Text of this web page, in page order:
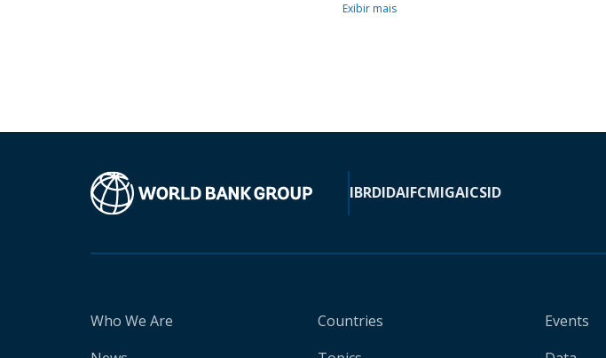
Exibir mais
IBRDIDAIFCMIGAICSID
Who We Are
Countries
Events